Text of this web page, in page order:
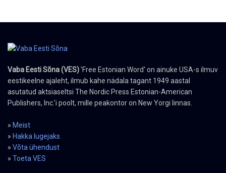
Vaba Eesti Sõna (VES)'Free Estonian Word' on ainuke USA-s ilmuv
eestikeelne ajaleht, ilmub kahe nädala tagant 1949 aastal
asutatud aktsiaseltsi The Nordic Press Estonian-American
Publishers, Inc.’i poolt, mille peakontor on New Yorgi linnas.
» Meist
» Hakka lugejaks
» Võta ühendust
» Toeta VES